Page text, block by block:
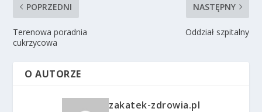
POPRZEDNI
Terenowa poradnia
cukrzycowa
NASTĘPNY
Oddział szpitalny
O AUTORZE
zakatek-zdrowia.pl